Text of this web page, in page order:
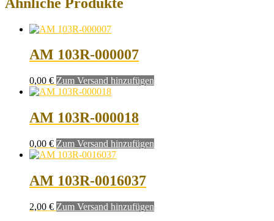
AM 103R-000007
0,00 € Zum Versand hinzufügen
AM 103R-000018
0,00 € Zum Versand hinzufügen
AM 103R-0016037
2,00 € Zum Versand hinzufügen